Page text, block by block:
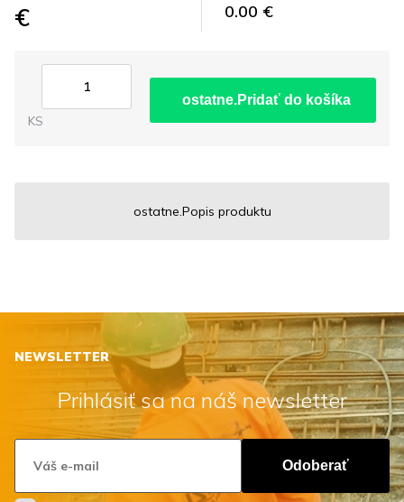
€ 0.00 €
KS
ostatne.Pridať do košíka
ostatne.Popis produktu
NEWSLETTER
Prihlásiť sa na náš newsletter
Odoberať